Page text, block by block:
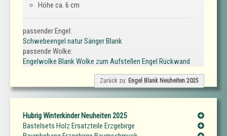
Höhe ca. 6 cm
passender Engel:
Schwebeengel natur Sänger Blank
passende Wolke:
Engelwolke Blank Wolke zum Aufstellen Engel Rückwand
Zurück zu: Engel Blank Neuheiten 2025
Hubrig Winterkinder Neuheiten 2025
Bastelsets Holz Ersatzteile Erzgebirge